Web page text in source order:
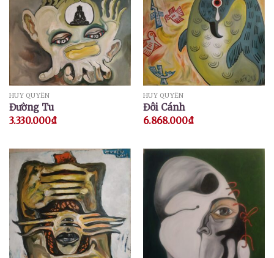
HUY QUYỂN
Đường Tu
3.330.000₫
HUY QUYỂN
Đôi Cánh
6.868.000₫